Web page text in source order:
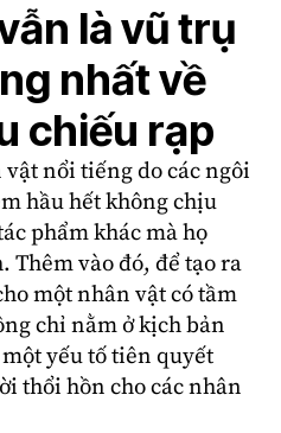
là vũ trụ
nhất về
chiếu rạp
nổi tiếng do các ngôi
hầu hết không chịu
phẩm khác mà họ
vào đó, để tạo ra
một nhân vật có tầm
chỉ nằm ở kịch bản
yếu tố tiên quyết
thổi hồn cho các nhân